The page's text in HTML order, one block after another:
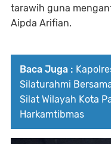
tarawih guna
Aipda Arifian.
Baca Juga :
Silaturahmi
Silat Wilayah Kota
Harkamtibmas